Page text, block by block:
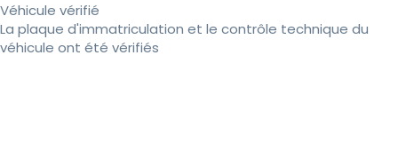
Véhicule vérifié
La plaque d'immatriculation et le contrôle technique du
véhicule ont été vérifiés